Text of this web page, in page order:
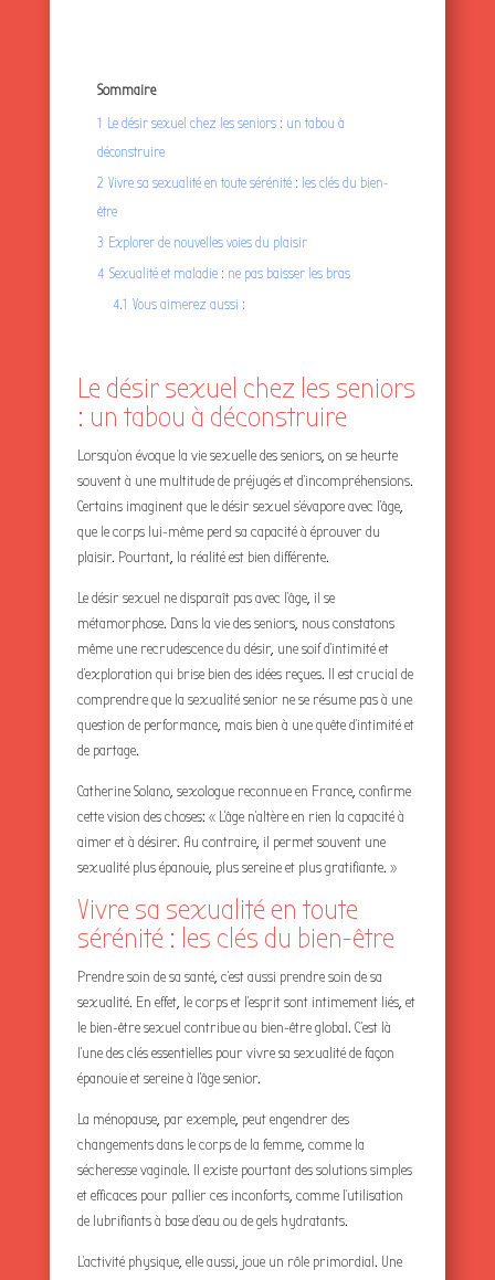
Sommaire
1 Le désir sexuel chez les seniors : un tabou à
déconstruire
2 Vivre sa sexualité en toute sérénité : les clés du bien-
être
3 Explorer de nouvelles voies du plaisir
4 Sexualité et maladie : ne pas baisser les bras
4.1 Vous aimerez aussi :
Le désir sexuel chez les seniors
: un tabou à déconstruire
Lorsqu’on évoque la vie sexuelle des seniors, on se heurte
souvent à une multitude de préjugés et d’incompréhensions.
Certains imaginent que le désir sexuel s’évapore avec l’âge,
que le corps lui-même perd sa capacité à éprouver du
plaisir. Pourtant, la réalité est bien différente.
Le désir sexuel ne disparaît pas avec l’âge, il se
métamorphose. Dans la vie des seniors, nous constatons
même une recrudescence du désir, une soif d’intimité et
d’exploration qui brise bien des idées reçues. Il est crucial de
comprendre que la sexualité senior ne se résume pas à une
question de performance, mais bien à une quête d’intimité et
de partage.
Catherine Solano, sexologue reconnue en France, confirme
cette vision des choses: « L’âge n’altère en rien la capacité à
aimer et à désirer. Au contraire, il permet souvent une
sexualité plus épanouie, plus sereine et plus gratifiante. »
Vivre sa sexualité en toute
sérénité : les clés du bien-être
Prendre soin de sa santé, c’est aussi prendre soin de sa
sexualité. En effet, le corps et l’esprit sont intimement liés, et
le bien-être sexuel contribue au bien-être global. C’est là
l’une des clés essentielles pour vivre sa sexualité de façon
épanouie et sereine à l’âge senior.
La ménopause, par exemple, peut engendrer des
changements dans le corps de la femme, comme la
sécheresse vaginale. Il existe pourtant des solutions simples
et efficaces pour pallier ces inconforts, comme l’utilisation
de lubrifiants à base d’eau ou de gels hydratants.
L’activité physique, elle aussi, joue un rôle primordial. Une